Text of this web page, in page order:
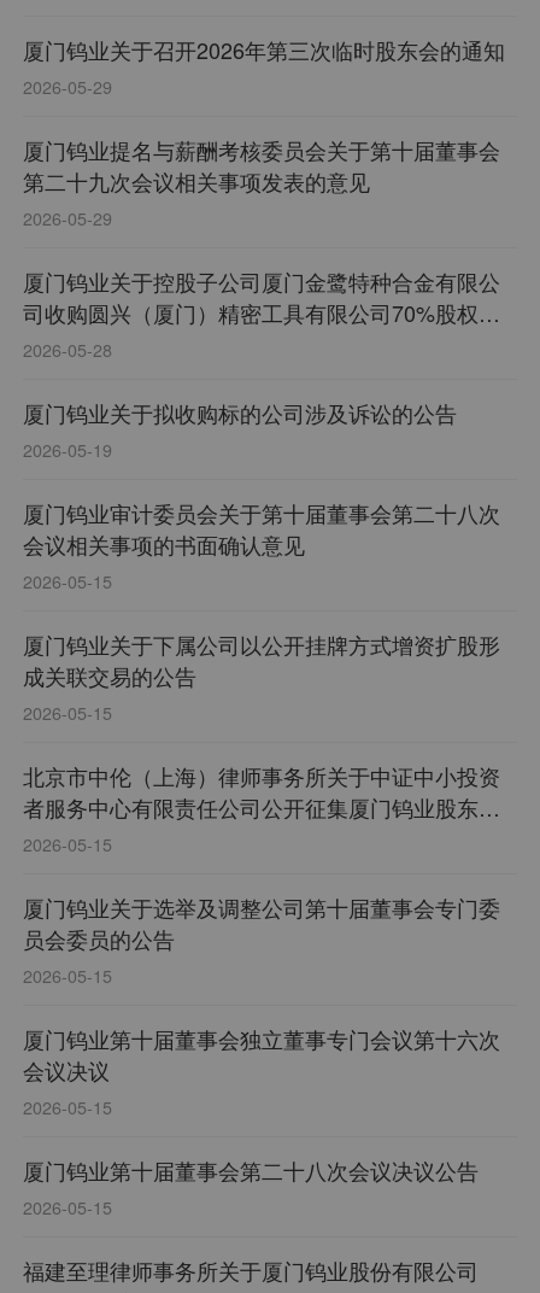
厦门钨业关于召开2026年第三次临时股东会的通知
2026-05-29
厦门钨业提名与薪酬考核委员会关于第十届董事会
第二十九次会议相关事项发表的意见
2026-05-29
厦门钨业关于控股子公司厦门金鹭特种合金有限公
司收购圆兴（厦门）精密工具有限公司70%股权的
进展公告
2026-05-28
厦门钨业关于拟收购标的公司涉及诉讼的公告
2026-05-19
厦门钨业审计委员会关于第十届董事会第二十八次
会议相关事项的书面确认意见
2026-05-15
厦门钨业关于下属公司以公开挂牌方式增资扩股形
成关联交易的公告
2026-05-15
北京市中伦（上海）律师事务所关于中证中小投资
者服务中心有限责任公司公开征集厦门钨业股东表
决权的法律意见书
2026-05-15
厦门钨业关于选举及调整公司第十届董事会专门委
员会委员的公告
2026-05-15
厦门钨业第十届董事会独立董事专门会议第十六次
会议决议
2026-05-15
厦门钨业第十届董事会第二十八次会议决议公告
2026-05-15
福建至理律师事务所关于厦门钨业股份有限公司